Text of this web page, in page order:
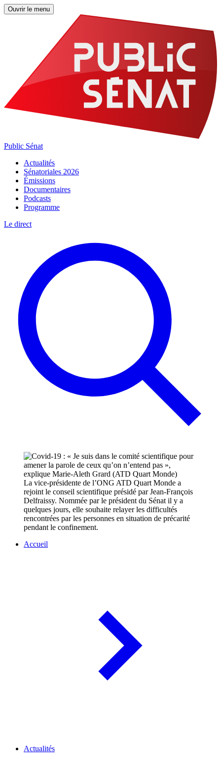
Ouvrir le menu
Public Sénat
Actualités
Sénatoriales 2026
Émissions
Documentaires
Podcasts
Programme
Le direct
La vice-présidente de l’ONG ATD Quart Monde a
rejoint le conseil scientifique présidé par Jean-François
Delfraissy. Nommée par le président du Sénat il y a
quelques jours, elle souhaite relayer les difficultés
rencontrées par les personnes en situation de précarité
pendant le confinement.
Accueil
Actualités